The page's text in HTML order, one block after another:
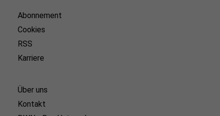
Abonnement
Cookies
RSS
Karriere
Über uns
Kontakt